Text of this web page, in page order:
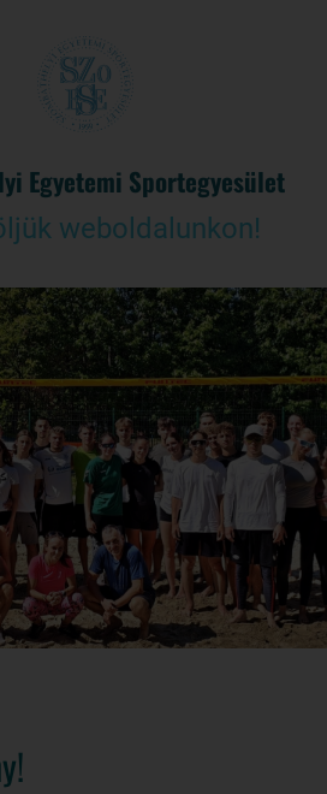
Egyetemi Sportegyesület
weboldalunkon!